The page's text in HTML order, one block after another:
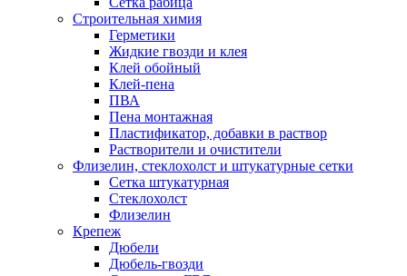
Строительная химия
Герметики
Жидкие гвозди и клея
Клей обойный
Клей-пена
ПВА
Пена монтажная
Пластификатор, добавки в раствор
Растворители и очистители
Флизелин, стеклохолст и штукатурные сетки
Сетка штукатурная
Стеклохолст
Флизелин
Крепеж
Дюбели
Дюбель-гвозди